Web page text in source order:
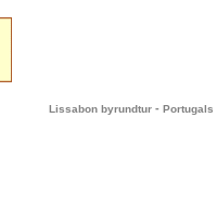
Lissabon byrundtur - Portugals